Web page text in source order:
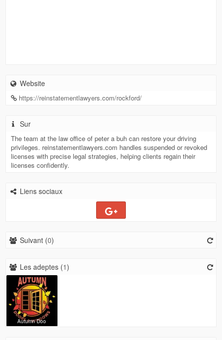
Website
https://reinstatementlawyers.com/rockford/
Sur
The team at the law office of peter a buh can restore your driving
privileges. reinstatementlawyers.com handles suspended or revoked
licenses with precise legal strategies, helping clients regain their
licenses confidently.
Liens sociaux
Suivant (0)
Les adeptes (1)
Autumn Doo